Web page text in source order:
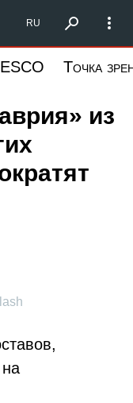
Запад
RU
Точка
из